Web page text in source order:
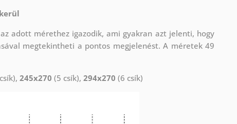
adott mérethez igazodik, ami gyakran azt jelenti, hogy
megtekintheti a pontos megjelenést. A méretek 49
245x270 (5 csík), 294x270 (6 csík)